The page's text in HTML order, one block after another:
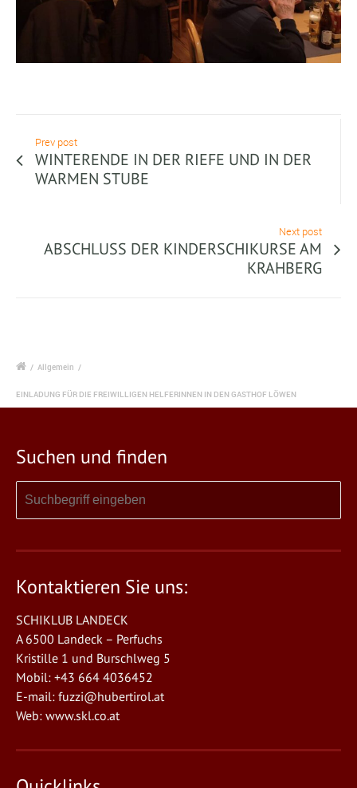
Prev post
WINTERENDE IN DER RIEFE UND IN DER
WARMEN STUBE
Next post
ABSCHLUSS DER KINDERSCHIKURSE AM
KRAHBERG
/ Allgemein /
EINLADUNG FÜR DIE FREIWILLIGEN HELFERINNEN IN DEN GASTHOF LÖWEN
Suchen und finden
Kontaktieren Sie uns:
SCHIKLUB LANDECK
A 6500 Landeck – Perfuchs
Kristille 1 und Burschlweg 5
Mobil: +43 664 4036452
E-mail: fuzzi@hubertirol.at
Web: www.skl.co.at